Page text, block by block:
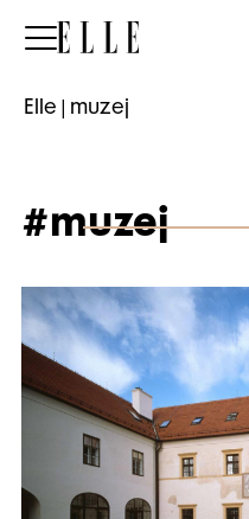
Elle
Elle muzej
#muzej